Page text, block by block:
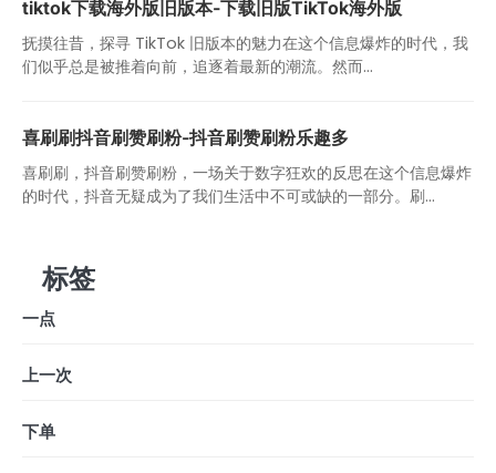
tiktok下载海外版旧版本-下载旧版TikTok海外版
抚摸往昔，探寻 TikTok 旧版本的魅力在这个信息爆炸的时代，我
们似乎总是被推着向前，追逐着最新的潮流。然而...
喜刷刷抖音刷赞刷粉-抖音刷赞刷粉乐趣多
喜刷刷，抖音刷赞刷粉，一场关于数字狂欢的反思在这个信息爆炸
的时代，抖音无疑成为了我们生活中不可或缺的一部分。刷...
标签
一点
上一次
下单